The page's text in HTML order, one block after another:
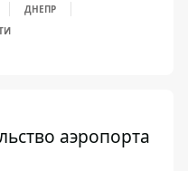
ДНЕПР
аэропорта